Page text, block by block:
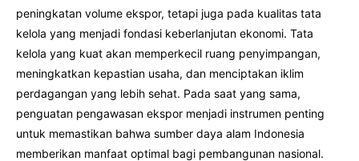
peningkatan volume ekspor, tetapi juga pada kualitas tata
kelola yang menjadi fondasi keberlanjutan ekonomi. Tata
kelola yang kuat akan memperkecil ruang penyimpangan,
meningkatkan kepastian usaha, dan menciptakan iklim
perdagangan yang lebih sehat. Pada saat yang sama,
penguatan pengawasan ekspor menjadi instrumen penting
untuk memastikan bahwa sumber daya alam Indonesia
memberikan manfaat optimal bagi pembangunan nasional.